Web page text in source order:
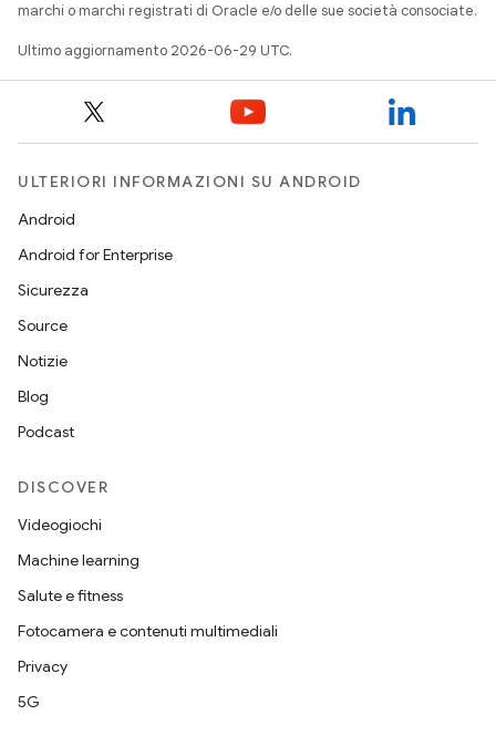
marchi o marchi registrati di Oracle e/o delle sue società consociate.
Ultimo aggiornamento 2026-06-29 UTC.
ULTERIORI INFORMAZIONI SU ANDROID
Android
Android for Enterprise
Sicurezza
Source
Notizie
Blog
Podcast
DISCOVER
Videogiochi
Machine learning
Salute e fitness
Fotocamera e contenuti multimediali
Privacy
5G